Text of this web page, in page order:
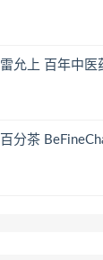
雷允上 百年中医
百分茶